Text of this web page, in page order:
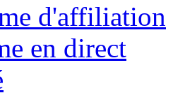
d'affiliation
en direct